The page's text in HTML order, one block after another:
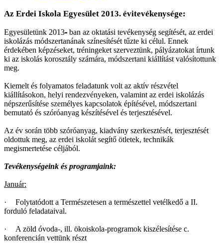
Az Erdei Iskola Egyesület 2013. évitevékenysége:
Egyesületünk 2013- ban az oktatási tevékenység segítését, az erdei
iskolázás módszertanának színesítését tűzte ki célul. Ennek
érdekében képzéseket, tréningeket szerveztünk, pályázatokat írtunk
ki az iskolás korosztály számára, módszertani kiállítást valósítottunk
meg.
Kiemelt és folyamatos feladatunk volt az aktív részvétel
kiállításokon, helyi rendezvényeken, valamint az erdei iskolázás
népszerűsítése személyes kapcsolatok építésével, módszertani
bemutató és szóróanyag készítésével és terjesztésével.
Az év során több szóróanyag, kiadvány szerkesztését, terjesztését
oldottuk meg, az erdei iskolát segítő ötletek, technikák
megismertetése céljából.
Tevékenységeink és programjaink:
Január:
·
Folytatódott a Természetesen a természettel vetélkedő a II.
forduló feladataival.
·
A zöld óvoda-, ill. ökoiskola-programok kiszélesítése c.
konferencián vettünk részt